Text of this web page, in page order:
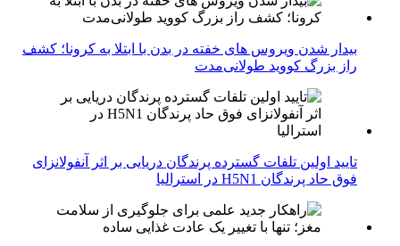
بیدار شدن ویروس‌ های خفته در بدن با ابتلا به کرونا؛ کشف
راز بزرگ کووید طولانی‌مدت
تایید اولین تلفات گسترده پرندگان دریایی بر اثر آنفولانزای
فوق حاد پرندگان H5N1 در استرالیا